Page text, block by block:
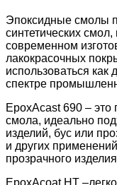
Эпоксидные смолы
синтетических
современном
лакокрасочных
использоваться как
спектре
EpoxAcast 690 – это
смола, идеально
изделий, бус или
и других
прозрачного
EpoxAcoat HT